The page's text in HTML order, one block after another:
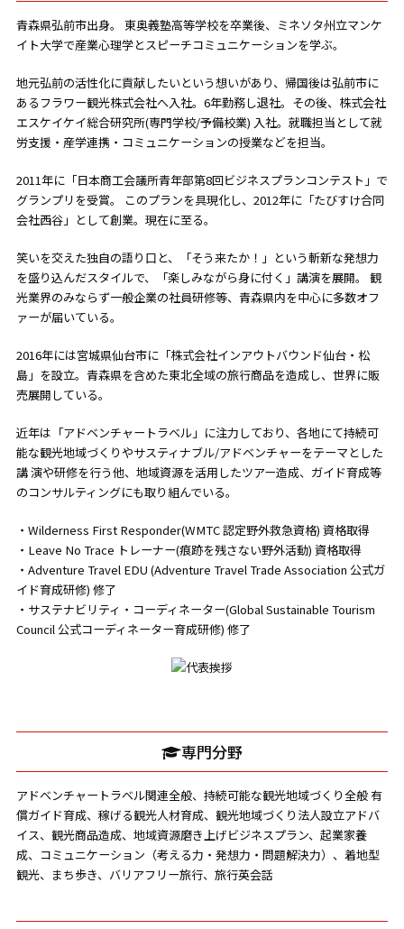
青森県弘前市出身。 東奥義塾高等学校を卒業後、ミネソタ州立マンケ
イト大学で産業心理学とスピーチコミュニケーションを学ぶ。
地元弘前の活性化に貢献したいという想いがあり、帰国後は弘前市に
あるフラワー観光株式会社へ入社。6年勤務し退社。その後、株式会社
エスケイケイ総合研究所(専門学校/予備校業) 入社。就職担当として就
労支援・産学連携・コミュニケーションの授業などを担当。
2011年に「日本商工会議所青年部第8回ビジネスプランコンテスト」で
グランプリを受賞。 このプランを具現化し、2012年に「たびすけ合同
会社西谷」として創業。現在に至る。
笑いを交えた独自の語り口と、「そう来たか！」という斬新な発想力
を盛り込んだスタイルで、「楽しみながら身に付く」講演を展開。 観
光業界のみならず一般企業の社員研修等、青森県内を中心に多数オフ
ァーが届いている。
2016年には宮城県仙台市に「株式会社インアウトバウンド仙台・松
島」を設立。青森県を含めた東北全域の旅行商品を造成し、世界に販
売展開している。
近年は「アドベンチャートラベル」に注力しており、各地にて持続可
能な観光地域づくりやサスティナブル/アドベンチャーをテーマとした
講 演や研修を行う他、地域資源を活用したツアー造成、ガイド育成等
のコンサルティングにも取り組んでいる。
・Wilderness First Responder(WMTC 認定野外救急資格) 資格取得
・Leave No Trace トレーナー(痕跡を残さない野外活動) 資格取得
・Adventure Travel EDU (Adventure Travel Trade Association 公式ガ
イド育成研修) 修了
・サステナビリティ・コーディネーター(Global Sustainable Tourism
Council 公式コーディネーター育成研修) 修了
専門分野
アドベンチャートラベル関連全般、持続可能な観光地域づくり全般 有
償ガイド育成、稼げる観光人材育成、観光地域づくり法人設立アドバ
イス、観光商品造成、地域資源磨き上げビジネスプラン、起業家養
成、コミュニケーション（考える力・発想力・問題解決力）、着地型
観光、まち歩き、バリアフリー旅行、旅行英会話